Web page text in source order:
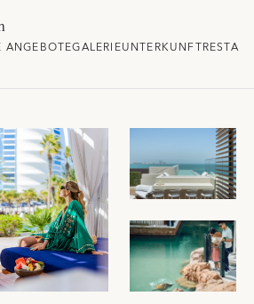
ANGEBOTEGALERIEUNTERKUNFT